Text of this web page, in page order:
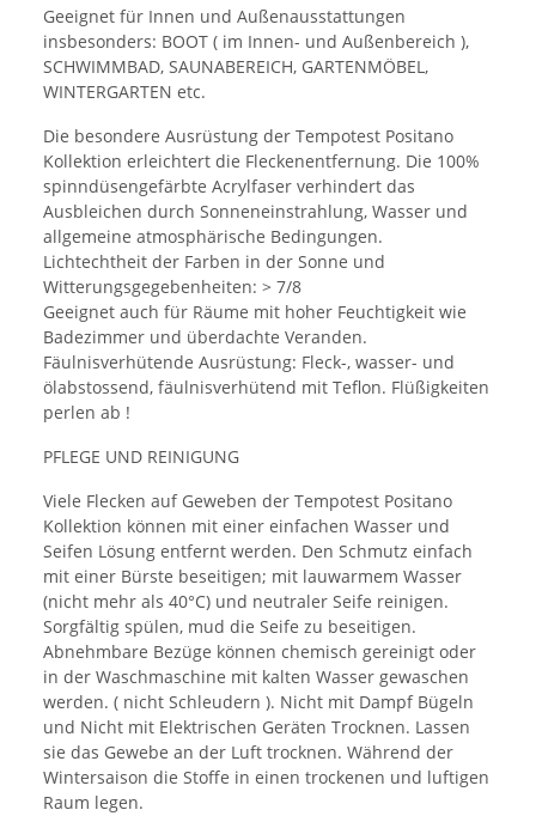
Geeignet für Innen und Außenausstattungen
insbesonders: BOOT ( im Innen- und Außenbereich ),
SCHWIMMBAD, SAUNABEREICH, GARTENMÖBEL,
WINTERGARTEN etc.
Die besondere Ausrüstung der Tempotest Positano
Kollektion erleichtert die Fleckenentfernung. Die 100%
spinndüsengefärbte Acrylfaser verhindert das
Ausbleichen durch Sonneneinstrahlung, Wasser und
allgemeine atmosphärische Bedingungen.
Lichtechtheit der Farben in der Sonne und
Witterungsgegebenheiten: > 7/8
Geeignet auch für Räume mit hoher Feuchtigkeit wie
Badezimmer und überdachte Veranden.
Fäulnisverhütende Ausrüstung: Fleck-, wasser- und
ölabstossend, fäulnisverhütend mit Teflon. Flüßigkeiten
perlen ab !
PFLEGE UND REINIGUNG
Viele Flecken auf Geweben der Tempotest Positano
Kollektion können mit einer einfachen Wasser und
Seifen Lösung entfernt werden. Den Schmutz einfach
mit einer Bürste beseitigen; mit lauwarmem Wasser
(nicht mehr als 40°C) und neutraler Seife reinigen.
Sorgfältig spülen, mud die Seife zu beseitigen.
Abnehmbare Bezüge können chemisch gereinigt oder
in der Waschmaschine mit kalten Wasser gewaschen
werden. ( nicht Schleudern ). Nicht mit Dampf Bügeln
und Nicht mit Elektrischen Geräten Trocknen. Lassen
sie das Gewebe an der Luft trocknen. Während der
Wintersaison die Stoffe in einen trockenen und luftigen
Raum legen.